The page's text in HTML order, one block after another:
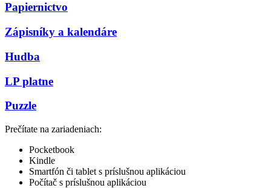
Papiernictvo
Zápisníky a kalendáre
Hudba
LP platne
Puzzle
Prečítate na zariadeniach:
Pocketbook
Kindle
Smartfón či tablet s príslušnou aplikáciou
Počítač s príslušnou aplikáciou